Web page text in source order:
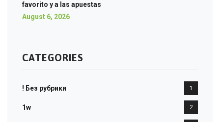
favorito y a las apuestas
August 6, 2026
CATEGORIES
! Без рубрики 1
1w 2